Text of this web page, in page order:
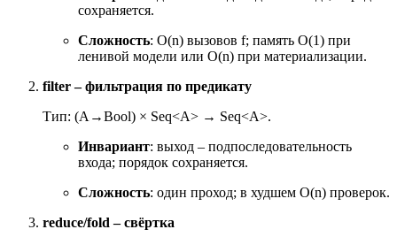
сохраняется.
Сложность: O(n) вызовов f; память O(1) при
ленивой модели или O(n) при материализации.
filter – фильтрация по предикату
Тип: (A→Bool) × Seq<A> → Seq<A>.
Инвариант: выход – подпоследовательность
входа; порядок сохраняется.
Сложность: один проход; в худшем O(n) проверок.
reduce/fold – свёртка